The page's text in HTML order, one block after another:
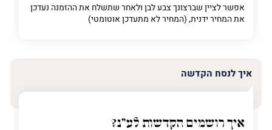
אפשר לציין שברצונך צבע לבן ולאחר שתשלח את ההזמנה נעדכן
את המחיר ידנית, (המחיר לא מתעדכן אוטומטי)
איך לנסח הקדשה
איך רושמים הקדשות לע"נ?